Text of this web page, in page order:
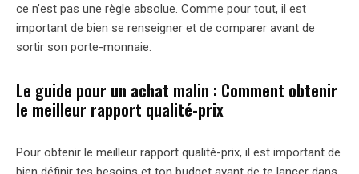
ce n’est pas une règle absolue. Comme pour tout, il est
important de bien se renseigner et de comparer avant de
sortir son porte-monnaie.
Le guide pour un achat malin : Comment obtenir
le meilleur rapport qualité-prix
Pour obtenir le meilleur rapport qualité-prix, il est important de